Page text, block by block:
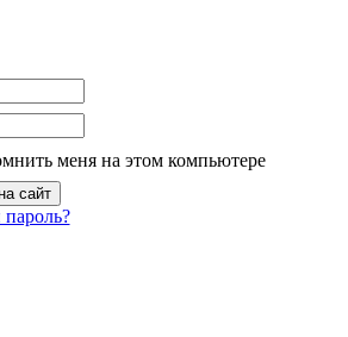
меня на этом компьютере